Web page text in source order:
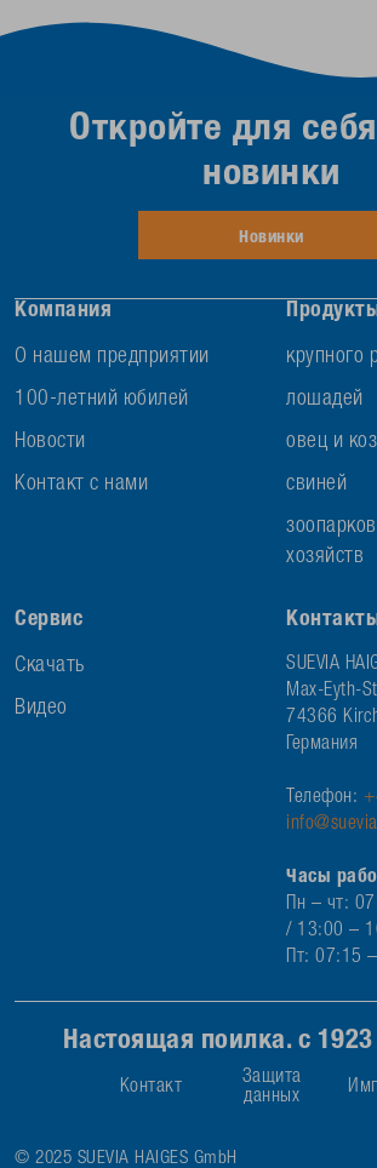
Компания
О нашем предприятии
100-летний юбилей
Новости
Контакт с нами
крупного
лошадей
овец и коз
свиней
хозяйств
Сервис
Скачать
Видео
SUEVIA
Max-Eyth-
74366
Германия
Телефон:
Часы
Пн – чт:
/ 13:00 –
Пт: 07:15
Откройте для
новинки
Новинки
Настоящая поилка. с 1923
Контакт
Защита
данных
© 2025 SUEVIA HAIGES GmbH